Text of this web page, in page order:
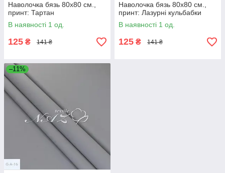
Наволочка бязь 80х80 см.,
принт: Тартан
В наявності 1 од.
125 ₴ 141 ₴
Наволочка бязь 80х80 см.,
принт: Лазурні кульбабки
В наявності 1 од.
125 ₴ 141 ₴
–11%